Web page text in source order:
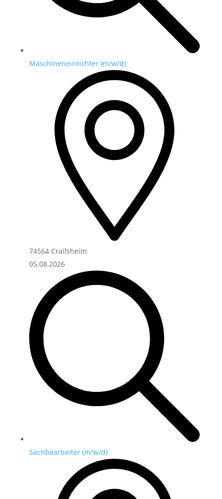
Maschineneinrichter (m/w/d)
74564 Crailsheim
05.08.2026
Sachbearbeiter (m/w/d)